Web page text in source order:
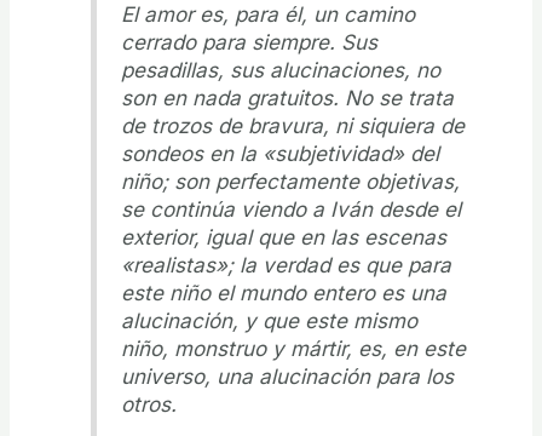
El amor es, para él, un camino
cerrado para siempre. Sus
pesadillas, sus alucinaciones, no
son en nada gratuitos. No se trata
de trozos de bravura, ni siquiera de
sondeos en la «subjetividad» del
niño; son perfectamente objetivas,
se continúa viendo a Iván desde el
exterior, igual que en las escenas
«realistas»; la verdad es que para
este niño el mundo entero es una
alucinación, y que este mismo
niño, monstruo y mártir, es, en este
universo, una alucinación para los
otros.